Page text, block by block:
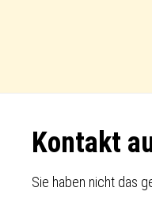
Footer
Kontakt
Sie haben nicht das